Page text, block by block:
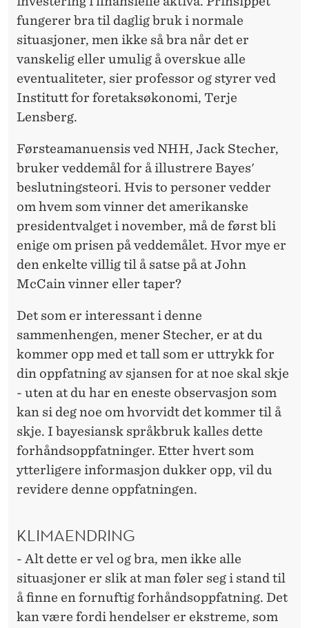
fungerer bra til daglig bruk i normale
situasjoner, men ikke så bra når det er
vanskelig eller umulig å overskue alle
eventualiteter, sier professor og styrer ved
Institutt for foretaksøkonomi, Terje
Lensberg.
Førsteamanuensis ved NHH, Jack Stecher,
bruker veddemål for å illustrere Bayes'
beslutningsteori. Hvis to personer vedder
om hvem som vinner det amerikanske
presidentvalget i november, må de først bli
enige om prisen på veddemålet. Hvor mye er
den enkelte villig til å satse på at John
McCain vinner eller taper?
Det som er interessant i denne
sammenhengen, mener Stecher, er at du
kommer opp med et tall som er uttrykk for
din oppfatning av sjansen for at noe skal skje
- uten at du har en eneste observasjon som
kan si deg noe om hvorvidt det kommer til å
skje. I bayesiansk språkbruk kalles dette
forhåndsoppfatninger. Etter hvert som
ytterligere informasjon dukker opp, vil du
revidere denne oppfatningen.
KLIMAENDRING
- Alt dette er vel og bra, men ikke alle
situasjoner er slik at man føler seg i stand til
å finne en fornuftig forhåndsoppfatning. Det
kan være fordi hendelser er ekstreme, som